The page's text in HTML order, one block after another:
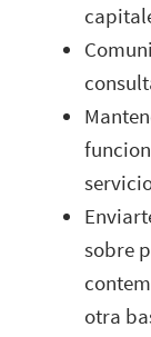
sobre
otra